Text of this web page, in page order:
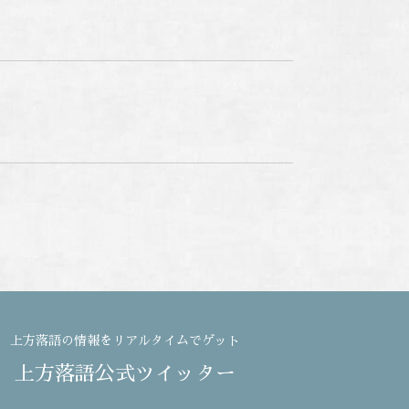
上方落語の情報をリアルタイムでゲット
上方落語公式ツイッター